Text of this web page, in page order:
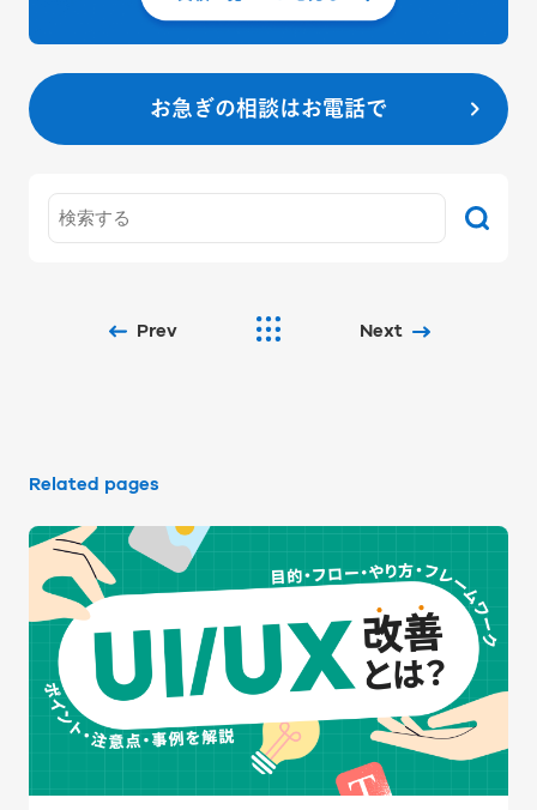
お急ぎの相談はお電話で
Prev Next
Related pages